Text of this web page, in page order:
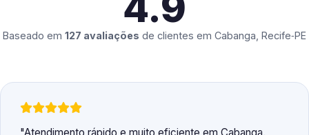
Baseado em 127 avaliações de clientes em Cabanga, Recife‑PE